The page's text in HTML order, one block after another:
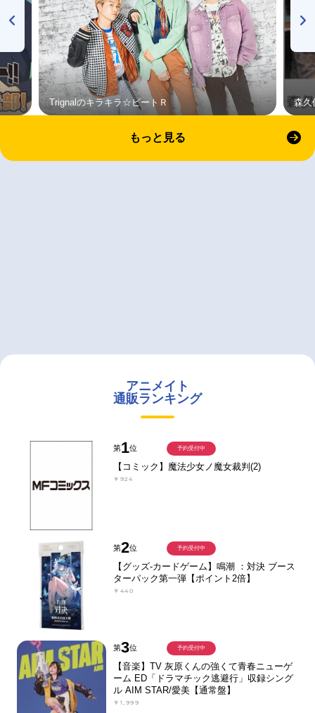
Trignalのキラキラ☆ビートＲ 森久
もっと見る
アニメイト
通販ランキング
第1位
【コミック】魔法少女ノ魔女裁判(2)
￥924
予約受付中
第2位
【グッズ-カードゲーム】鳴潮 ：対決 ブース
ターパック第一弾【ポイント2倍】
￥440
予約受付中
第3位
【音楽】TV 灰原くんの強くて青春ニューゲ
ーム ED「ドラマチック逃避行」収録シング
ル AIM STAR/愛美【通常盤】
￥1,999
予約受付中